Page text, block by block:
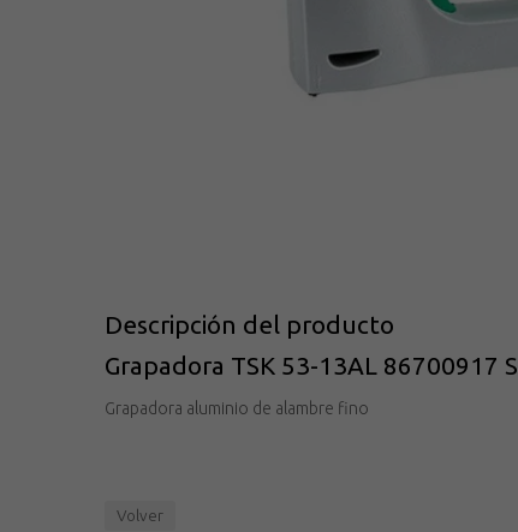
Descripción del producto
Grapadora TSK 53-13AL 86700917
Grapadora aluminio de alambre fino
Volver